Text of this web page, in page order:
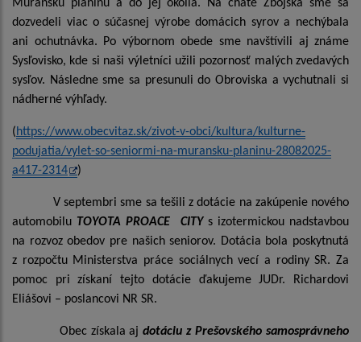
Muránsku planinu a do jej okolia. Na chate Zbojská sme sa
dozvedeli viac o súčasnej výrobe domácich syrov a nechýbala
ani ochutnávka. Po výbornom obede sme navštívili aj známe
Sysľovisko, kde si naši výletníci užili pozornosť malých zvedavých
sysľov. Následne sme sa presunuli do Obroviska a vychutnali si
nádherné výhľady.
(https://www.obecvitaz.sk/zivot-v-obci/kultura/kulturne-
podujatia/vylet-so-seniormi-na-muransku-planinu-28082025-
a417-2314
)
V septembri sme sa tešili z dotácie na zakúpenie nového
automobilu TOYOTA PROACE CITY s izotermickou nadstavbou
na rozvoz obedov pre našich seniorov. Dotácia bola poskytnutá
z rozpočtu Ministerstva práce sociálnych vecí a rodiny SR. Za
pomoc pri získaní tejto dotácie ďakujeme JUDr. Richardovi
Eliášovi – poslancovi NR SR.
Obec získala ajdotáciu z Prešovského samosprávneho